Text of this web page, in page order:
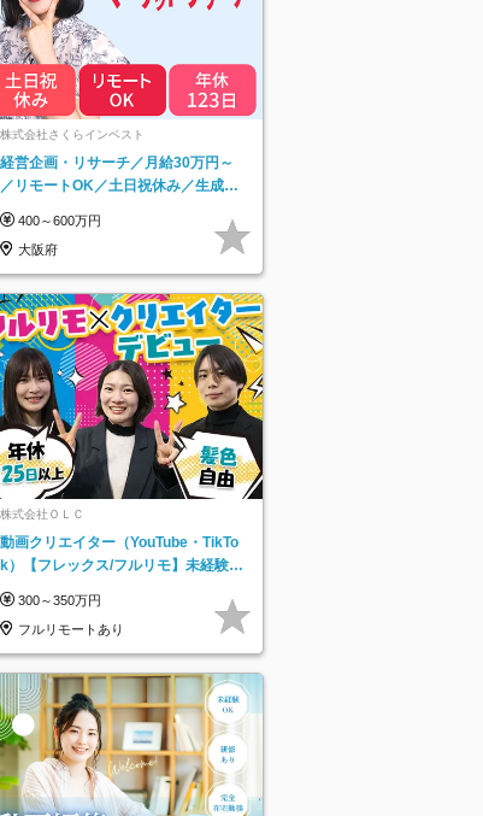
株式会社さくらインベスト
経営企画・リサーチ／月給30万円～
／リモートOK／土日祝休み／生成AI
400～600万円
大阪府
株式会社ＯＬＣ
動画クリエイター（YouTube・TikTo
k）【フレックス/フルリモ】未経験O
300～350万円
フルリモートあり